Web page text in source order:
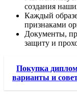
создания
Каждый
признаками
Документы,
защиту и
Покупка
варианты и